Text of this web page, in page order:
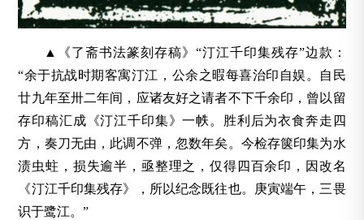
▲《了斋书法篆刻存稿》“汀江千印集残存”边款：
“余于抗战时期客寓汀江，公余之暇每喜治印自娱。自民
廿九年至卅二年间，应诸友好之请者不下千余印，曾以留
存印稿汇成《汀江千印集》一帙。胜利后为衣食奔走四
方，奏刀无由，此调不弹，忽数年矣。今检存箧印集为水
渍虫蛀，损失逾半，亟整理之，仅得四百余印，因改名
《汀江千印集残存》，所以纪念既往也。庚寅端午，三畏
识于鹭江。”